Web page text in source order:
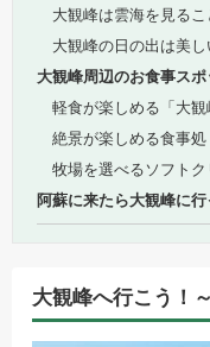
大観峰は雲海を見るこ
大観峰の日の出は美し
大観峰周辺のお食事スポ
軽食が楽しめる「大観
絶景が楽しめる食事処
牧場を選べるソフトク
阿蘇に来たら大観峰に行
大観峰へ行こう！